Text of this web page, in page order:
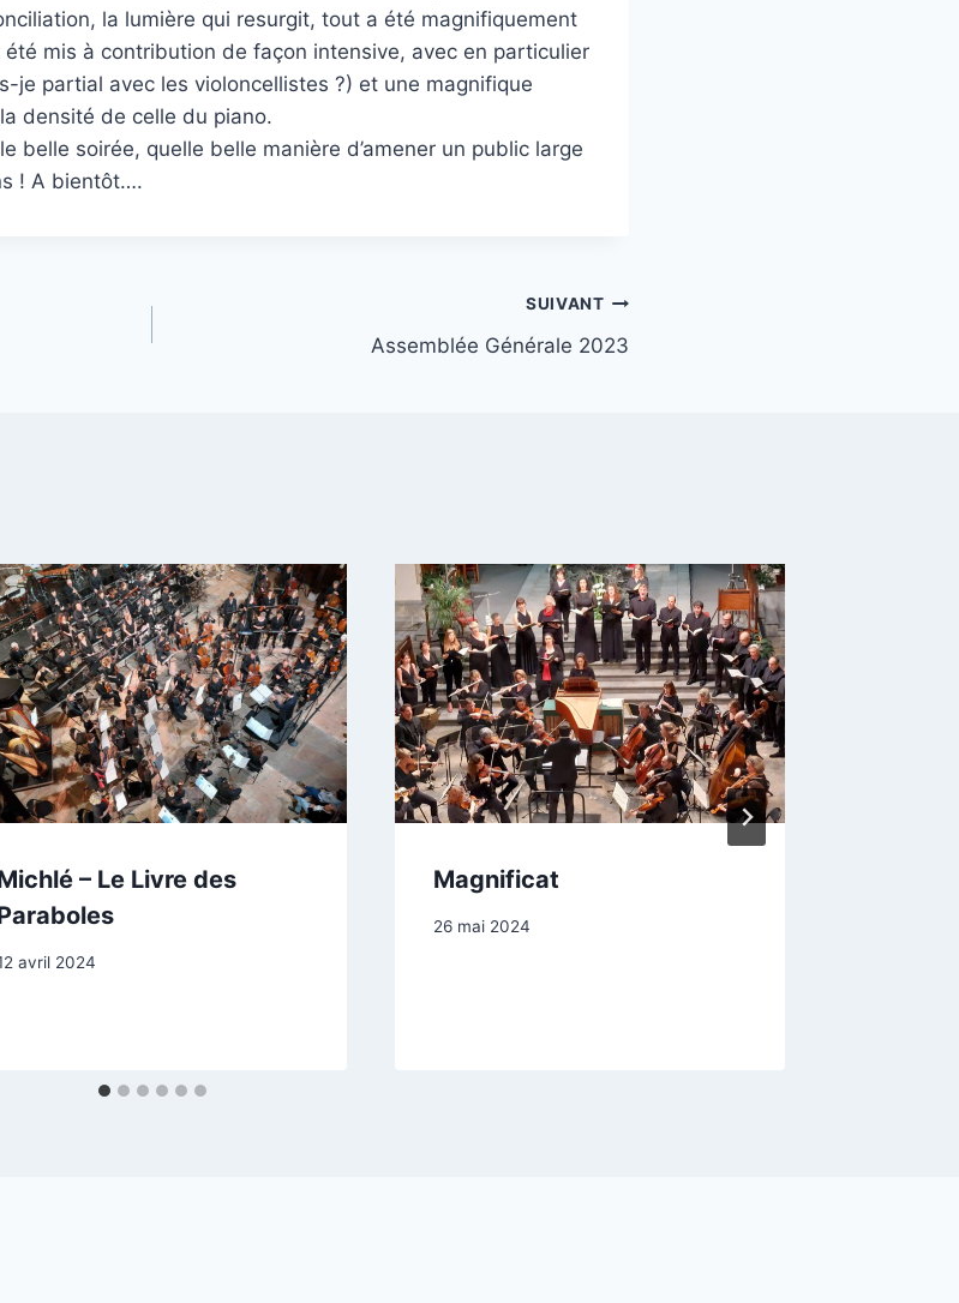
la lumière qui resurgit, tout a été magnifiquement
mis à contribution de façon intensive, avec en particulier
je partial avec les violoncellistes ?) et une magnifique
densité de celle du piano.
belle soirée, quelle belle manière d’amener un public large
! A bientôt….
SUIVANT
Assemblée Générale 2023
– Le Livre des
avril 2024
Magnificat
26 mai 2024